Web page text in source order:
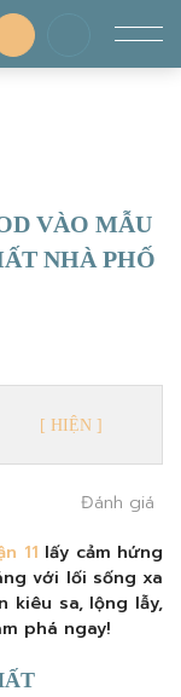
VÀO MẪU
NHÀ PHỐ
Đánh giá
11 lấy cảm hứng
với lối sống xa
kiêu sa, lộng lẫy,
phá ngay!